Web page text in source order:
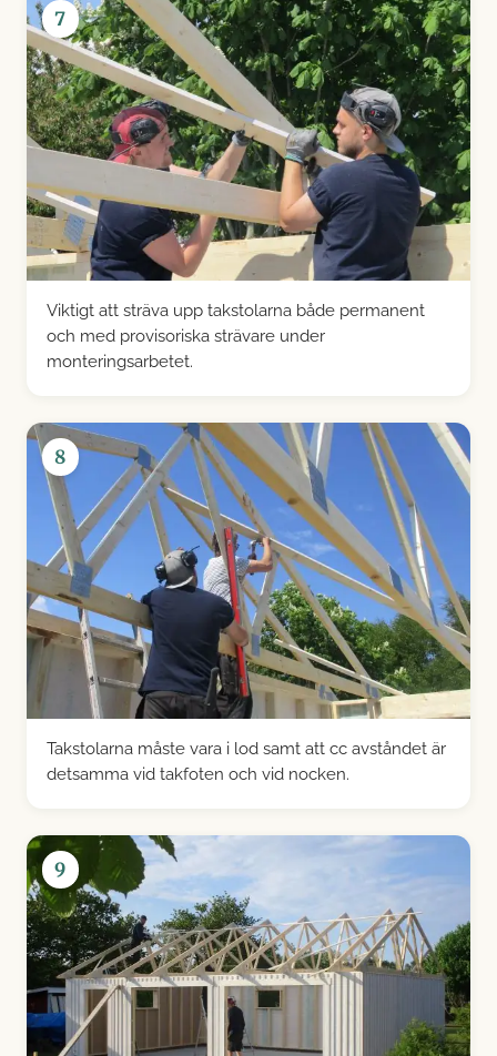
7
Viktigt att sträva upp takstolarna både permanent
och med provisoriska strävare under
monteringsarbetet.
8
Takstolarna måste vara i lod samt att cc avståndet är
detsamma vid takfoten och vid nocken.
9